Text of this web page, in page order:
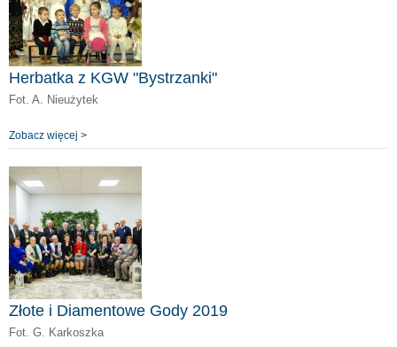
Herbatka z KGW "Bystrzanki"
Fot. A. Nieużytek
Zobacz więcej >
Złote i Diamentowe Gody 2019
Fot. G. Karkoszka